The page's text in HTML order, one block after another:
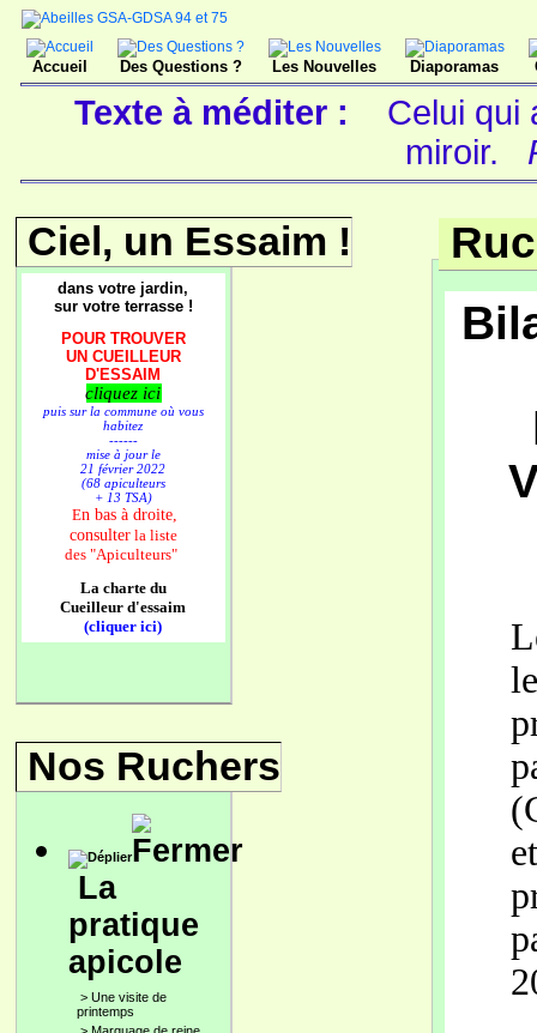
Accueil Des Questions ? Les Nouvelles Diaporamas
Texte à méditer :
Celui qui
miroir.
Ciel, un Essaim !
dans votre jardin,
sur votre terrasse !
POUR TROUVER
UN CUEILLEUR
D'ESSAIM
cliquez ici
puis sur la commune où vous
habitez
------
mise à jour le
21 février 2022
(68 apiculteurs
+ 13 TSA)
En bas à droite,
consulter la liste
des"Apiculteurs"
La charte du
Cueilleur d'essaim
(cliquer ici)
Nos Ruchers
La
pratique
apicole
> Une visite de
printemps